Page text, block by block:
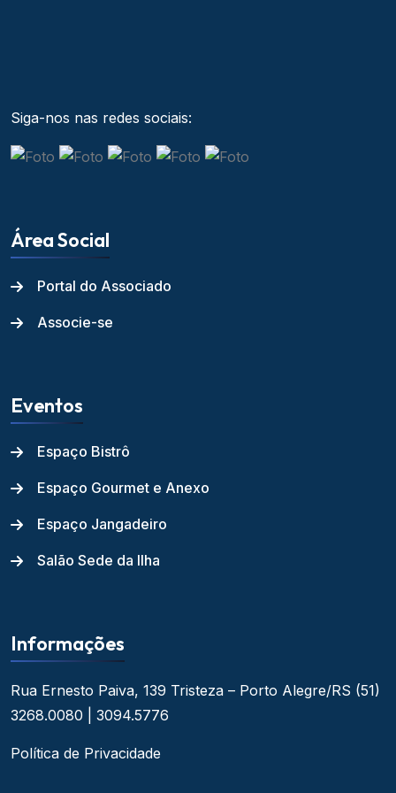
Siga-nos nas redes sociais:
Área Social
Portal do Associado
Associe-se
Eventos
Espaço Bistrô
Espaço Gourmet e Anexo
Espaço Jangadeiro
Salão Sede da Ilha
Informações
Rua Ernesto Paiva, 139 Tristeza – Porto Alegre/RS (51)
3268.0080 | 3094.5776
Política de Privacidade